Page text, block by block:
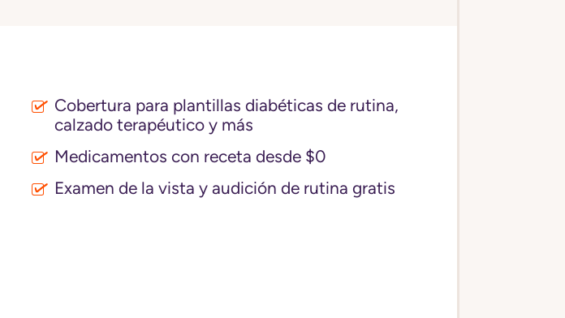
Cobertura para plantillas diabéticas de rutina,
calzado terapéutico y más
Medicamentos con receta desde $0
Examen de la vista y audición de rutina gratis